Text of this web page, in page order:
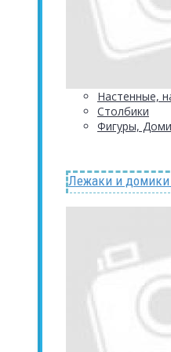
Настенные,
Столбики
Фигуры,
Лежаки и